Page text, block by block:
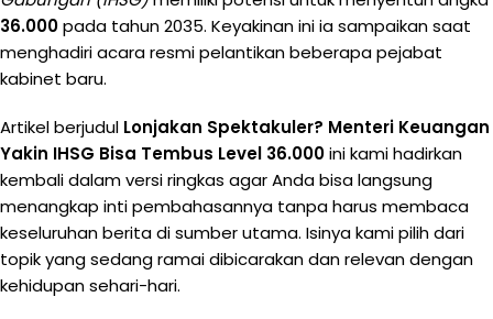
36.000pada tahun 2035. Keyakinan ini ia sampaikan saat
menghadiri acara resmi pelantikan beberapa pejabat
kabinet baru.
Artikel berjudul Lonjakan Spektakuler? Menteri Keuangan
Yakin IHSG Bisa Tembus Level 36.000ini kami hadirkan
kembali dalam versi ringkas agar Anda bisa langsung
menangkap inti pembahasannya tanpa harus membaca
keseluruhan berita di sumber utama. Isinya kami pilih dari
topik yang sedang ramai dibicarakan dan relevan dengan
kehidupan sehari-hari.